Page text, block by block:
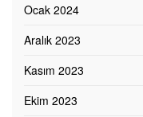
Ocak 2024
Aralık 2023
Kasım 2023
Ekim 2023